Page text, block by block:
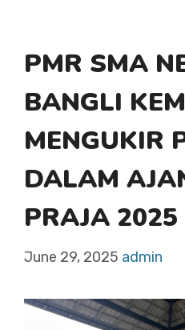
PMR SMA
BANGLI
MENGUKIR
DALAM
PRAJA 2025
June 29, 2025 admin